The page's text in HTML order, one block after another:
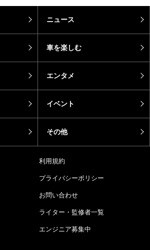
ニュース
車を楽しむ
エンタメ
イベント
その他
利用規約
プライバシーポリシー
お問い合わせ
ライター・監修者一覧
エンジニア募集中